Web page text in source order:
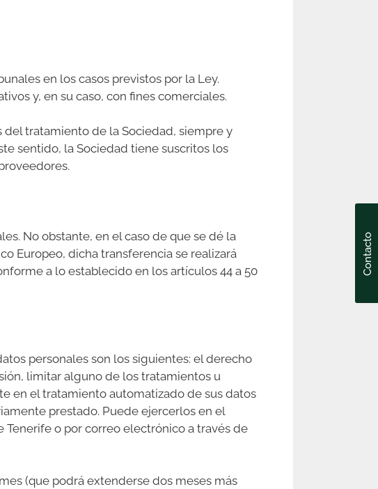
Contacto
en los casos previstos por la Ley.
y, en su caso, con fines comerciales.
del tratamiento de la Sociedad, siempre y
sentido, la Sociedad tiene suscritos los
No obstante, en el caso de que se dé la
Europeo, dicha transferencia se realizará
a lo establecido en los artículos 44 a 50
personales son los siguientes: el derecho
limitar alguno de los tratamientos u
en el tratamiento automatizado de sus datos
prestado. Puede ejercerlos en el
Tenerife o por correo electrónico a través de
(que podrá extenderse dos meses más